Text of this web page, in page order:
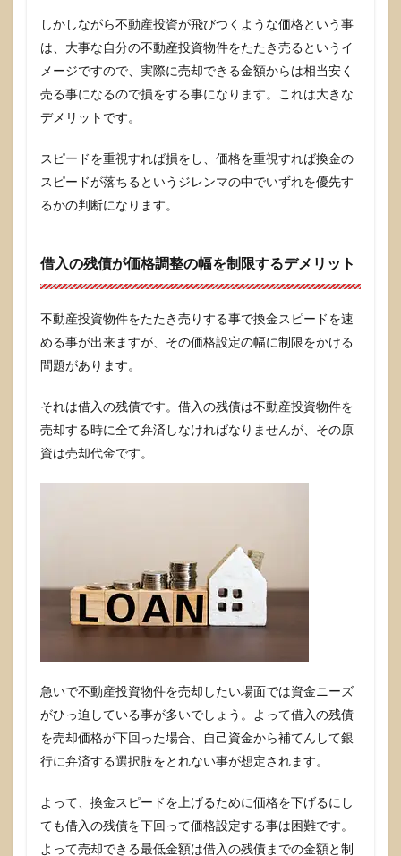
デメ
ト
2.2
お部
屋を
れて
しま
った
時の
費用
メリ
3
産投
デメ
トは
さけ
し、
い！
しかしながら不動産投資が飛びつくような価格という事
は、大事な自分の不動産投資物件をたたき売るというイ
メージですので、実際に売却できる金額からは相当安く
売る事になるので損をする事になります。これは大きな
デメリットです。
スピードを重視すれば損をし、価格を重視すれば換金の
スピードが落ちるというジレンマの中でいずれを優先す
るかの判断になります。
借入の残債が価格調整の幅を制限するデメリット
不動産投資物件をたたき売りする事で換金スピードを速
める事が出来ますが、その価格設定の幅に制限をかける
問題があります。
それは借入の残債です。借入の残債は不動産投資物件を
売却する時に全て弁済しなければなりませんが、その原
資は売却代金です。
急いで不動産投資物件を売却したい場面では資金ニーズ
がひっ迫している事が多いでしょう。よって借入の残債
を売却価格が下回った場合、自己資金から補てんして銀
行に弁済する選択肢をとれない事が想定されます。
よって、換金スピードを上げるために価格を下げるにし
ても借入の残債を下回って価格設定する事は困難です。
よって売却できる最低金額は借入の残債までの金額と制